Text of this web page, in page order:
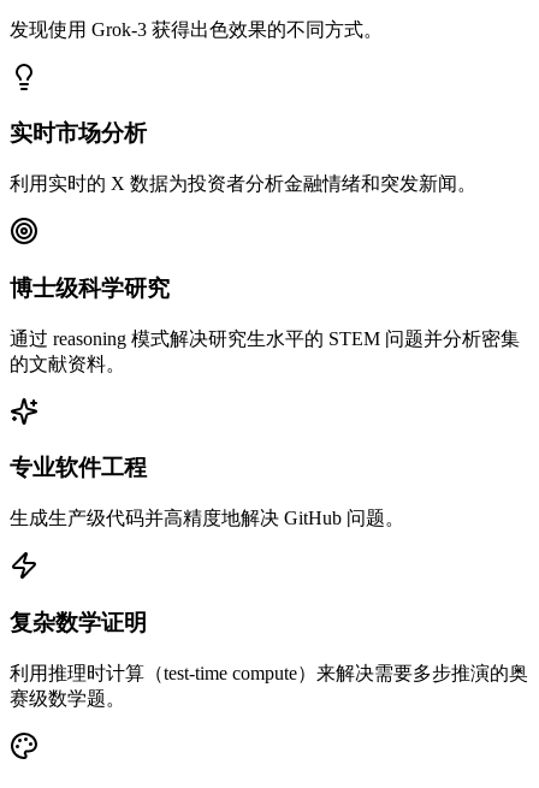
发现使用 Grok-3 获得出色效果的不同方式。
实时市场分析
利用实时的 X 数据为投资者分析金融情绪和突发新闻。
博士级科学研究
通过 reasoning 模式解决研究生水平的 STEM 问题并分析密集
的文献资料。
专业软件工程
生成生产级代码并高精度地解决 GitHub 问题。
复杂数学证明
利用推理时计算（test-time compute）来解决需要多步推演的奥
赛级数学题。